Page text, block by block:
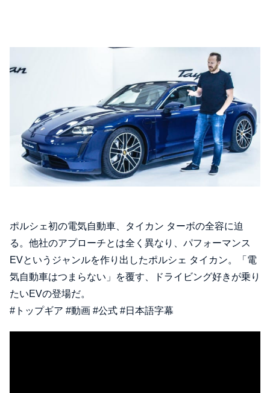
ポルシェ初の電気自動車、タイカン ターボの全容に迫
る。他社のアプローチとは全く異なり、パフォーマンス
EVというジャンルを作り出したポルシェ タイカン。「電
気自動車はつまらない」を覆す、ドライビング好きが乗り
たいEVの登場だ。
#トップギア #動画 #公式 #日本語字幕